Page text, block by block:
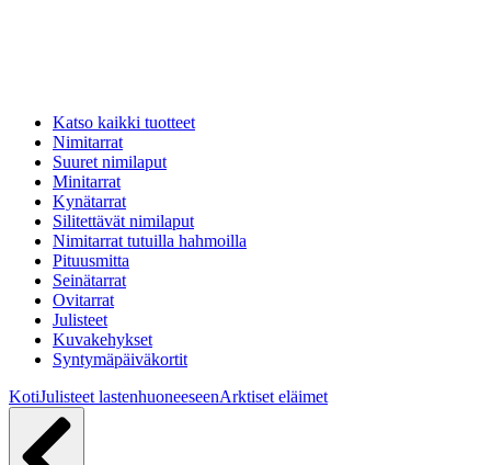
Katso kaikki tuotteet
Nimitarrat
Suuret nimilaput
Minitarrat
Kynätarrat
Silitettävät nimilaput
Nimitarrat tutuilla hahmoilla
Pituusmitta
Seinätarrat
Ovitarrat
Julisteet
Kuvakehykset
Syntymäpäiväkortit
KotiJulisteet lastenhuoneeseenArktiset eläimet